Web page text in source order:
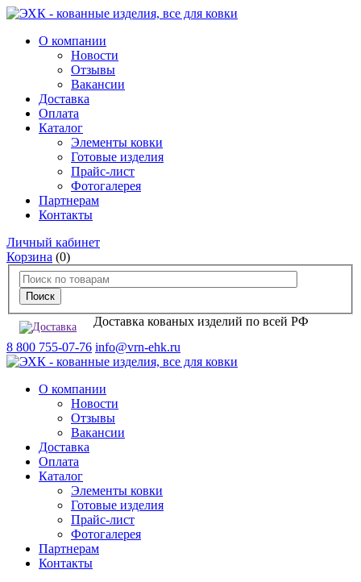
О компании
Новости
Отзывы
Вакансии
Доставка
Оплата
Каталог
Элементы ковки
Готовые изделия
Прайс-лист
Фотогалерея
Партнерам
Контакты
Личный кабинет
Корзина (0)
Доставка кованых изделий по всей РФ
8 800 755-07-76 info@vrn-ehk.ru
О компании
Новости
Отзывы
Вакансии
Доставка
Оплата
Каталог
Элементы ковки
Готовые изделия
Прайс-лист
Фотогалерея
Партнерам
Контакты